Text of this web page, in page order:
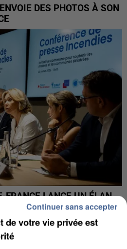
DES PHOTOS À SON
FRANCE LANCE UN ÉLAN
LES...
de votre vie privée est
Continuer sans accepter